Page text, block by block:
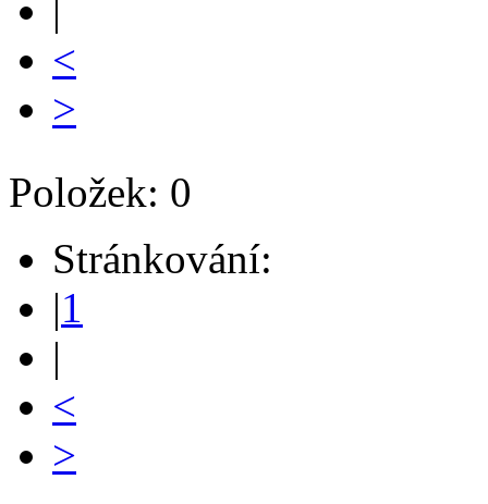
|
<
>
Položek: 0
Stránkování:
|1
|
<
>